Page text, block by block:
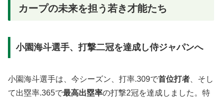
カープの未来を担う若き才能たち
小園海斗選手、打撃二冠を達成し侍ジャパンへ
小園海斗選手は、今シーズン、打率.309で首位打者、そし
て出塁率.365で最高出塁率の打撃2冠を達成しました。特